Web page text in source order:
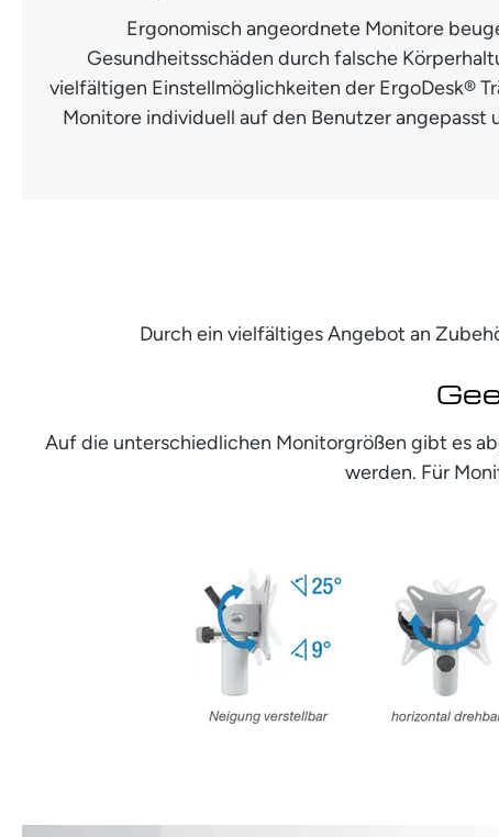
Ergonomisch angeordnete Monitore
Gesundheitsschäden durch falsche
vielfältigen Einstellmöglichkeiten der ErgoDesk®
Monitore individuell auf den Benutzer angepasst
Durch ein vielfältiges Angebot an
Auf die unterschiedlichen Monitorgrößen gibt es
werden. Für